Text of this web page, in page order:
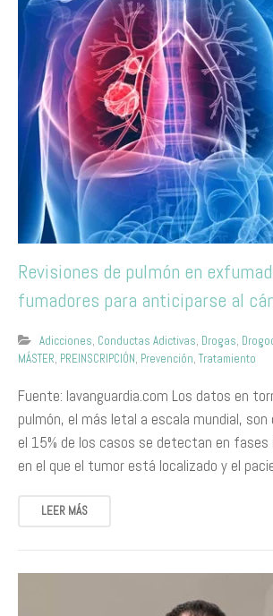
Revisiones de pulmón en
fumadores para anticiparse al
Adicciones, Conductas Adictivas, Drogas,
MÁSTER, PREINSCRIPCIÓN, Prevención, Tratamiento
Fuente: lavanguardia.com Los datos en
pulmón, el más letal a escala mundial, son
el 15% de los casos se detectan en fases
en el que el tumor está localizado y el
LEER MÁS